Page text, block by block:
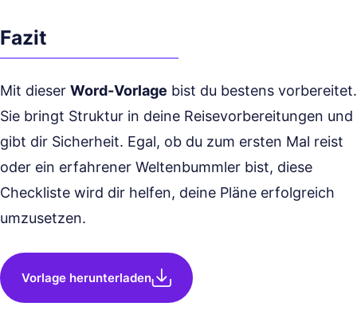
Fazit
Mit dieser Word-Vorlage bist du bestens vorbereitet.
Sie bringt Struktur in deine Reisevorbereitungen und
gibt dir Sicherheit. Egal, ob du zum ersten Mal reist
oder ein erfahrener Weltenbummler bist, diese
Checkliste wird dir helfen, deine Pläne erfolgreich
umzusetzen.
Vorlage herunterladen